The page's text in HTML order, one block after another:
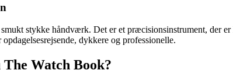
stykke håndværk. Det er et præcisionsinstrument, der
dykkere og professionelle.
Watch Book?